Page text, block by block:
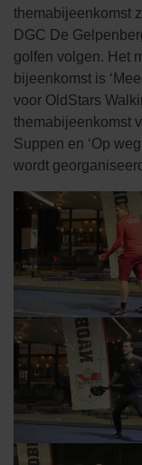
themabijeenkomst
DGC De
golfen volgen. Het
bijeenkomst is
voor OldStars
themabijeenkomst
Suppen en ‘Op
wordt